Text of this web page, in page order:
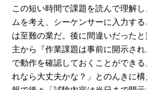
この短い時間で課題を読んで理解
ムを考え、シーケンサーに入力す
は至難の業だ。後に間違いだった
主から『作業課題は事前に開示さ
で動作を確認しておくことができ
れなら大丈夫かな？」とのんきに